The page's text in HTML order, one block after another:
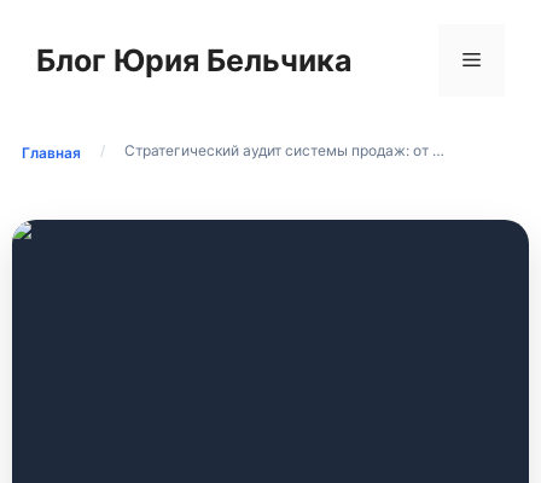
содержимому
Блог Юрия Бельчика Меню
Главная / Стратегический аудит системы продаж: от …